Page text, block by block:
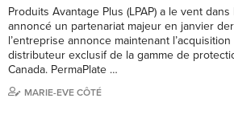
Produits Avantage Plus (LPAP) a le vent
annoncé un partenariat majeur en janvier
l’entreprise annonce maintenant
distributeur exclusif de la gamme de
Canada. PermaPlate …
MARIE-EVE CÔTÉ